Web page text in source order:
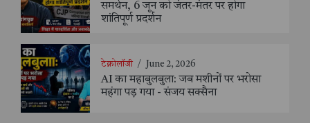
समर्थन, 6 जून को जंतर-मंतर पर होगा
शांतिपूर्ण प्रदर्शन
टेक्नोलॉजी / June 2, 2026
AI का महाबुलबुला: जब मशीनों पर भरोसा
महंगा पड़ गया - संजय सक्सैना